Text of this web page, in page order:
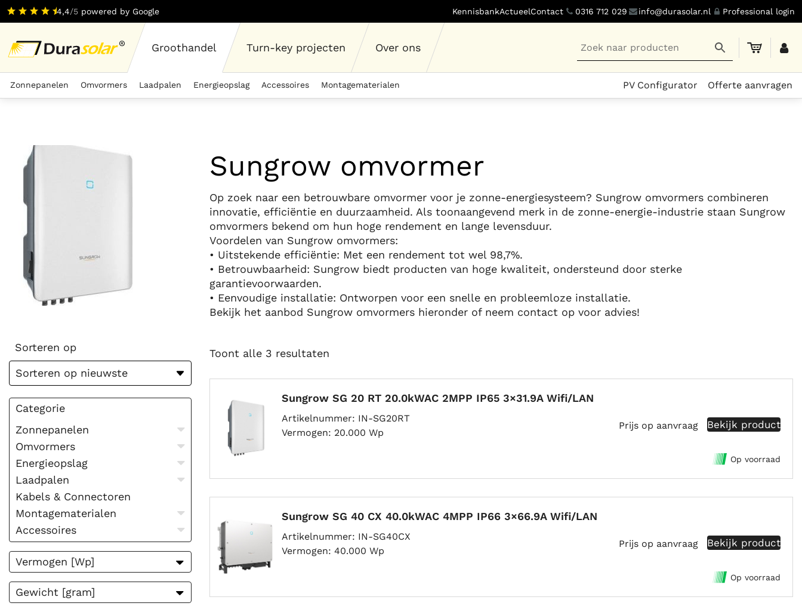
4,4/5 powered by Google KennisbankActueelContact 0316 712 029 info@durasolar.nl Professional login
Groothandel
Zonnepanelen Omvormers Laadpalen Energieopslag Accessoires Montagematerialen
Turn-key projecten Over ons
PV Configurator Offerte aanvragen
Sungrow omvormer
Op zoek naar een betrouwbare omvormer voor je zonne-energiesysteem? Sungrow omvormers combineren
innovatie, efficiëntie en duurzaamheid. Als toonaangevend merk in de zonne-energie-industrie staan Sungrow
omvormers bekend om hun hoge rendement en lange levensduur.
Voordelen van Sungrow omvormers:
• Uitstekende efficiëntie: Met een rendement tot wel 98,7%.
• Betrouwbaarheid: Sungrow biedt producten van hoge kwaliteit, ondersteund door sterke
garantievoorwaarden.
• Eenvoudige installatie: Ontworpen voor een snelle en probleemloze installatie.
Bekijk het aanbod Sungrow omvormers hieronder of neem contact op voor advies!
Categorie
Zonnepanelen
Omvormers
Energieopslag
Laadpalen
Kabels & Connectoren
Montagematerialen
Accessoires
Sorteren op
Vermogen [Wp]
Gewicht [gram]
Toont alle 3 resultaten
Sungrow SG 20 RT 20.0kWAC 2MPP IP65 3×31.9A Wifi/LAN
Artikelnummer
IN-SG20RT
Vermogen
20.000 Wp
Prijs op aanvraag Bekijk product
Op voorraad
Sungrow SG 40 CX 40.0kWAC 4MPP IP66 3×66.9A Wifi/LAN
Artikelnummer
IN-SG40CX
Vermogen 40.000 Wp
Prijs op aanvraag Bekijk product
Op voorraad